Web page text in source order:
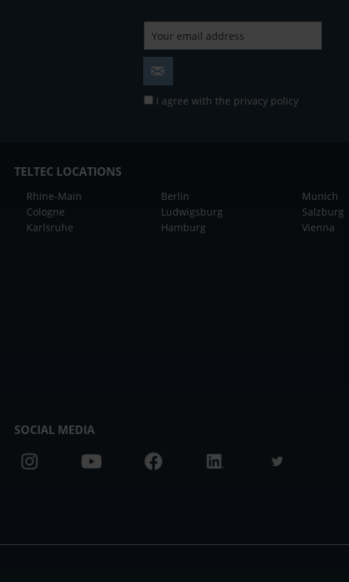
I agree with the privacy policy
TELTEC LOCATIONS
Rhine-Main
Cologne
Karlsruhe
Berlin
Ludwigsburg
Hamburg
Munich
Salzburg
Vienna
SOCIAL MEDIA